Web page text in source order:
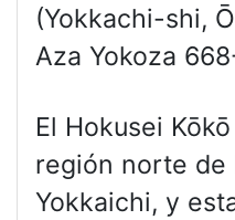
(Yokkachi-shi,
Aza Yokoza
El Hokusei
región norte de
Yokkaichi, y